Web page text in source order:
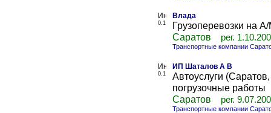
0.1
Влада
Грузоперевозки на
Саратов
рег.
Транспортные компании
0.1
ИП Шаталов А В
Автоуслуги
погрузочные работы
Саратов
рег.
Транспортные компании